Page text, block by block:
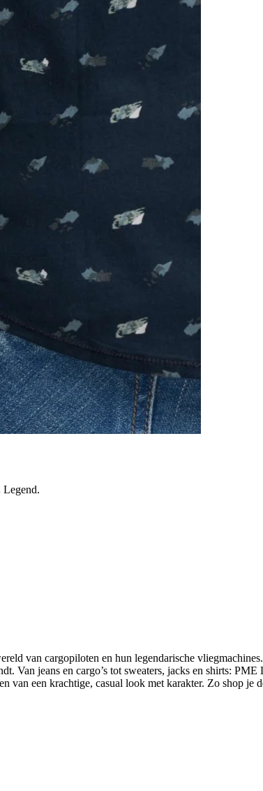
Legend.
van cargopiloten en hun legendarische
Van jeans en cargo’s tot sweaters, jacks en shirts:
een krachtige, casual look met karakter. Zo shop